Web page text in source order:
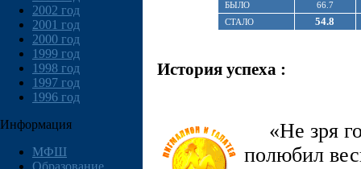
2002 год
2001 год
2000 год
1999 год
1998 год
1997 год
1996 год
Информация
МФШ
Образование
БЫЛО
66.7
СТАЛО
54.8
История успеха :
«Не зря
полюбил